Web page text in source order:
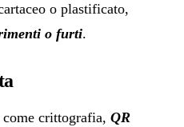
o plastificato,
o furti.
come crittografia, QR